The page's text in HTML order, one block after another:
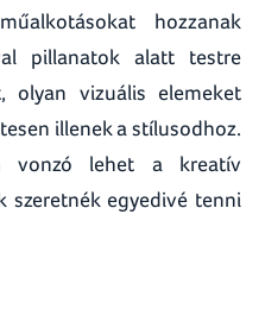
hozzanak
pillanatok alatt testre
olyan vizuális elemeket
illenek a stílusodhoz.
vonzó lehet a kreatív
szeretnék egyedivé tenni